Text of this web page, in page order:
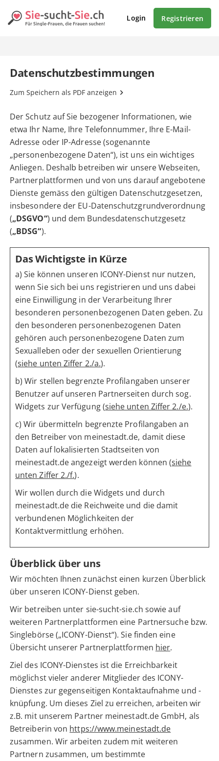
Login Registrieren
Datenschutzbestimmungen
Zum Speichern als PDF anzeigen
Der Schutz auf Sie bezogener Informationen, wie
etwa Ihr Name, Ihre Telefonnummer, Ihre E-Mail-
Adresse oder IP-Adresse (sogenannte
„personenbezogene Daten“), ist uns ein wichtiges
Anliegen. Deshalb betreiben wir unsere Webseiten,
Partnerplattformen und von uns darauf angebotene
Dienste gemäss den gültigen Datenschutzgesetzen,
insbesondere der EU-Datenschutzgrundverordnung
(„DSGVO“) und dem Bundesdatenschutzgesetz
(„BDSG“).
Das Wichtigste in Kürze
a) Sie können unseren ICONY-Dienst nur nutzen,
wenn Sie sich bei uns registrieren und uns dabei
eine Einwilligung in der Verarbeitung Ihrer
besonderen personenbezogenen Daten geben. Zu
den besonderen personenbezogenen Daten
gehören auch personenbezogene Daten zum
Sexualleben oder der sexuellen Orientierung
(siehe unten Ziffer 2./a.).
b) Wir stellen begrenzte Profilangaben unserer
Benutzer auf unseren Partnerseiten durch sog.
Widgets zur Verfügung (siehe unten Ziffer 2./e.).
c) Wir übermitteln begrenzte Profilangaben an
den Betreiber von meinestadt.de, damit diese
Daten auf lokalisierten Stadtseiten von
meinestadt.de angezeigt werden können (siehe
unten Ziffer 2./f.).
Wir wollen durch die Widgets und durch
meinestadt.de die Reichweite und die damit
verbundenen Möglichkeiten der
Kontaktvermittlung erhöhen.
Überblick über uns
Wir möchten Ihnen zunächst einen kurzen Überblick
über unseren ICONY-Dienst geben.
Wir betreiben unter sie-sucht-sie.ch sowie auf
weiteren Partnerplattformen eine Partnersuche bzw.
Singlebörse („ICONY-Dienst“). Sie finden eine
Übersicht unserer Partnerplattformen hier.
Ziel des ICONY-Dienstes ist die Erreichbarkeit
möglichst vieler anderer Mitglieder des ICONY-
Dienstes zur gegenseitigen Kontaktaufnahme und -
knüpfung. Um dieses Ziel zu erreichen, arbeiten wir
z.B. mit unserem Partner meinestadt.de GmbH, als
Betreiberin von https://www.meinestadt.de
zusammen. Wir arbeiten zudem mit weiteren
Partnern zusammen, um bestimmte